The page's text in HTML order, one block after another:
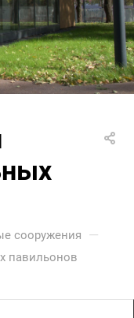
сооружения —
павильонов